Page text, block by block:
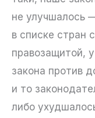
не улучшалось
в списке стран
правозащитой,
закона против
и то
либо